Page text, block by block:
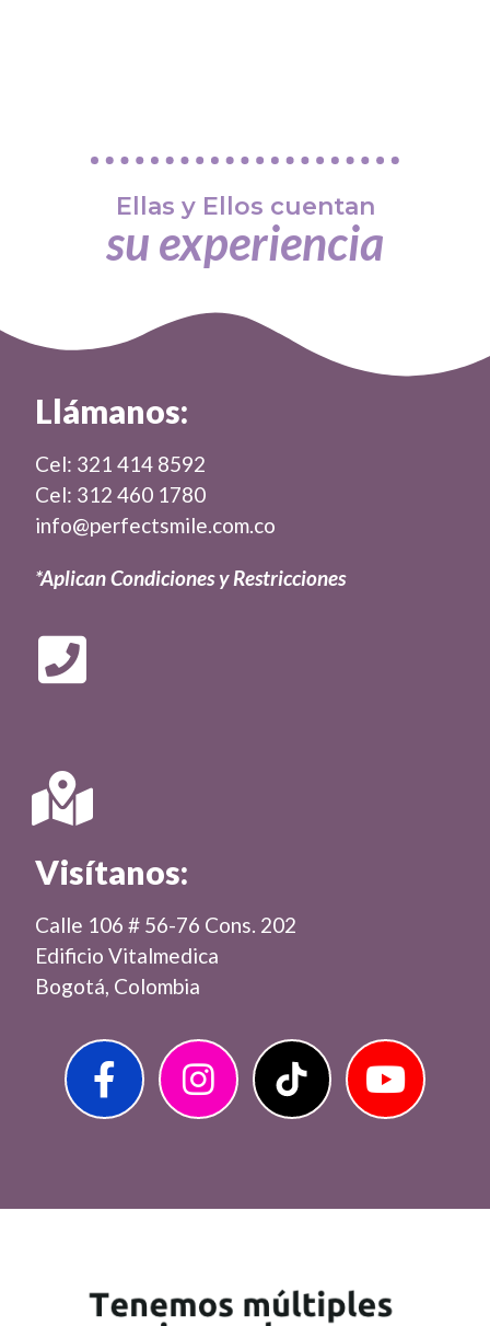
Ellas y Ellos cuentan
su experiencia
Visítanos:
Calle 106 # 56-76 Cons. 202
Edificio Vitalmedica
Bogotá, Colombia
Llámanos:
Cel: 321 414 8592
Cel: 312 460 1780
info@perfectsmile.com.co
*Aplican Condiciones y Restricciones